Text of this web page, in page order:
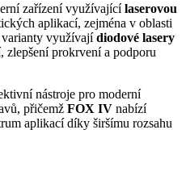
zařízení využívajícílaserovou
aplikací, zejména v oblasti
varianty využívajídiodové lasery
zlepšení prokrvení a podporu
nástroje pro moderní
přičemž FOX IV nabízí
aplikací díky širšímu rozsahu